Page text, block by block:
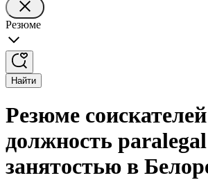
Резюме
Найти
Резюме
должность
занятостью в